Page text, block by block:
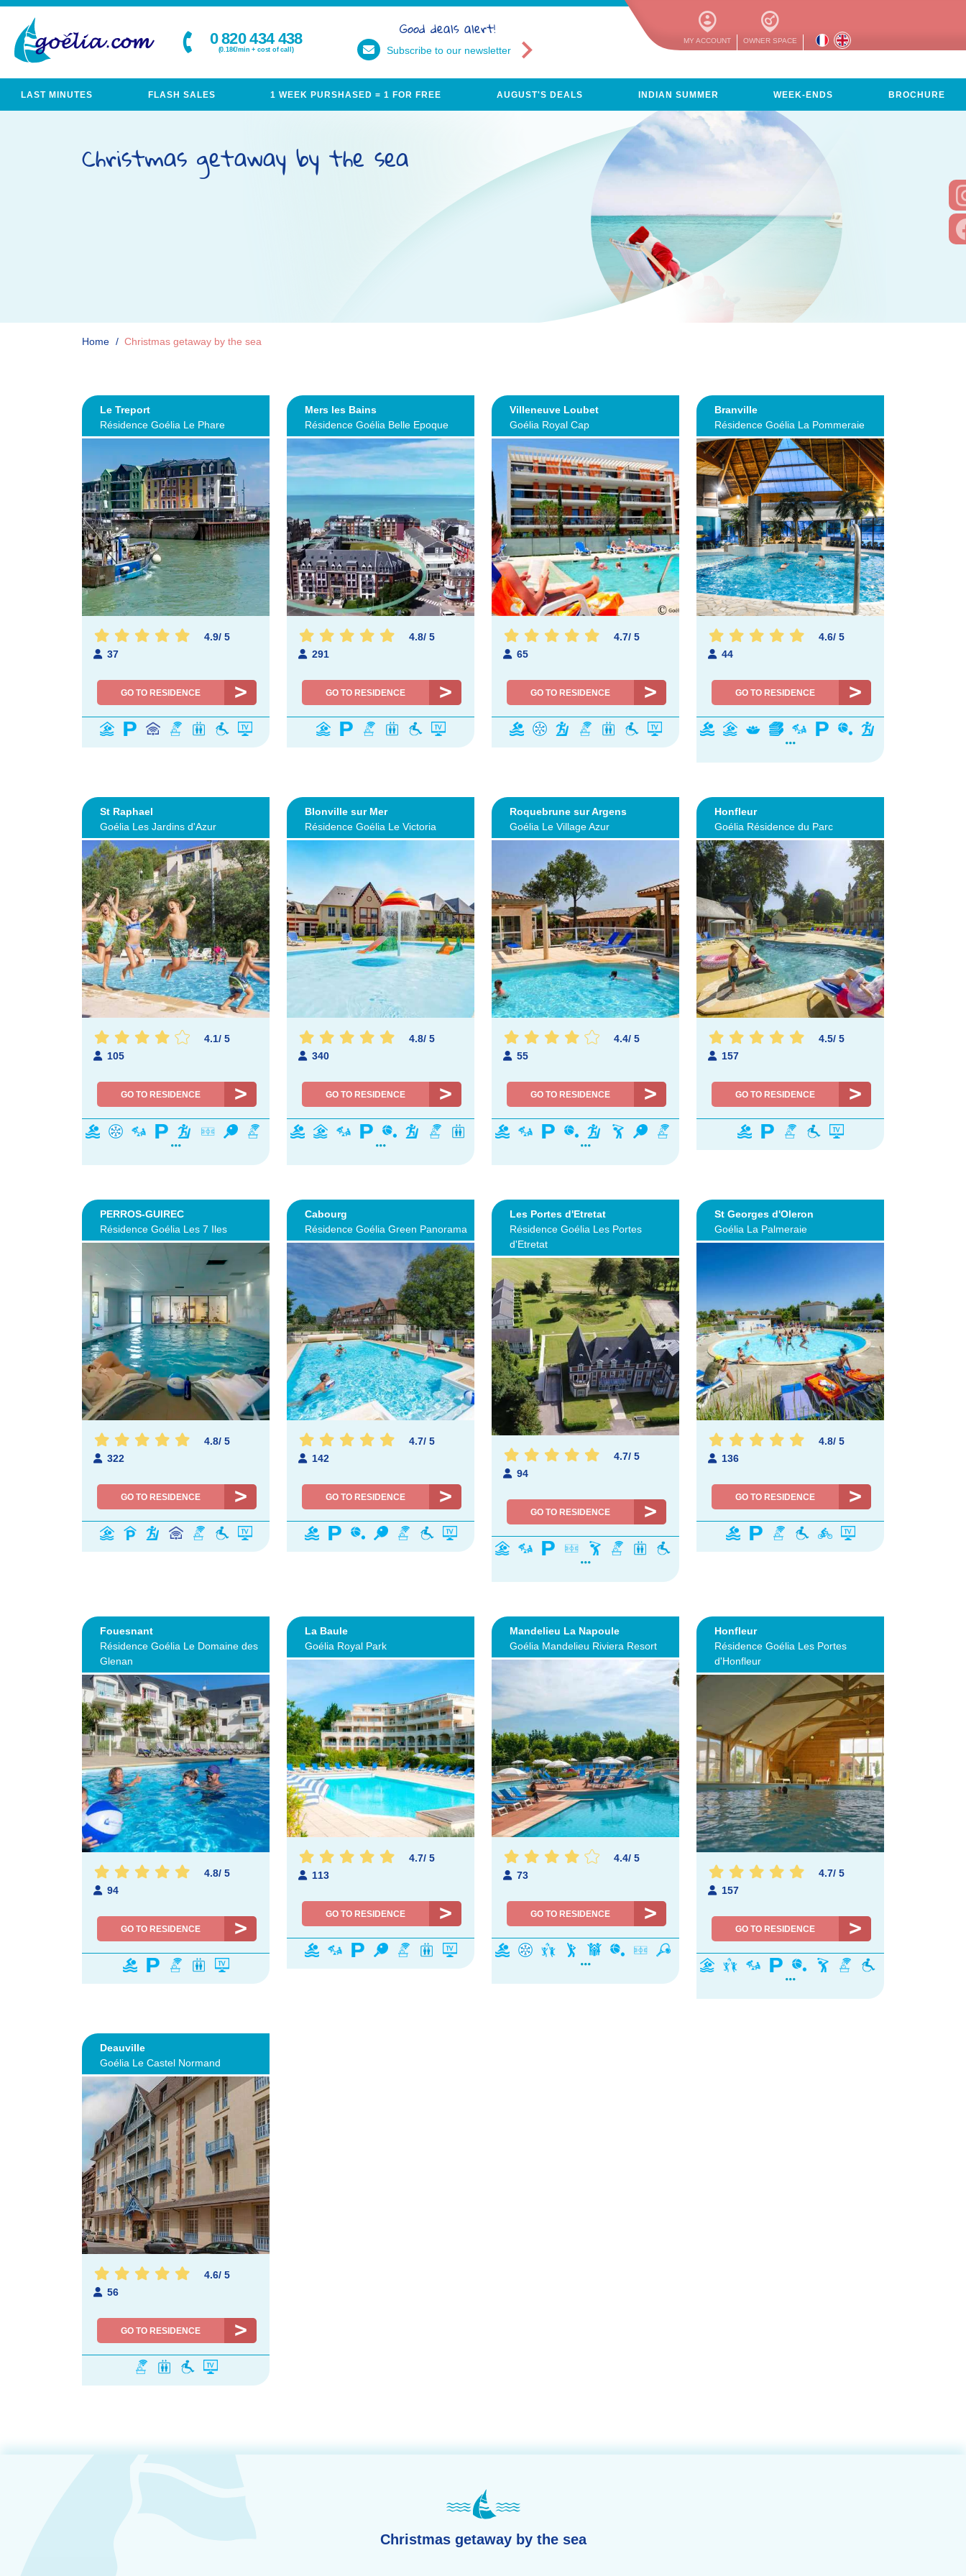
MY ACCOUNT OWNER SPACE
0 820 434 438
(0.18€/min + cost of call)
Good deals alert!
Subscribe to our newsletter
LAST MINUTES FLASH SALES 1 WEEK PURSHASED = 1 FOR FREE AUGUST'S DEALS INDIAN SUMMER WEEK-ENDS BROCHURE
Christmas getaway by the sea
Home Christmas getaway by the sea
Le Treport
Résidence Goélia Le Phare
4.9/ 5
37
GO TO RESIDENCE
Mers les Bains
Résidence Goélia Belle Epoque
4.8/ 5
291
GO TO RESIDENCE
Villeneuve Loubet
Goélia Royal Cap
4.7/ 5
65
GO TO RESIDENCE
Branville
Résidence Goélia La Pommeraie
4.6/ 5
44
GO TO RESIDENCE
St Raphael
Goélia Les Jardins d'Azur
4.1/ 5
105
GO TO RESIDENCE
Blonville sur Mer
Résidence Goélia Le Victoria
4.8/ 5
340
GO TO RESIDENCE
Roquebrune sur Argens
Goélia Le Village Azur
4.4/ 5
55
GO TO RESIDENCE
Honfleur
Goélia Résidence du Parc
4.5/ 5
157
GO TO RESIDENCE
PERROS-GUIREC
Résidence Goélia Les 7 Iles
4.8/ 5
322
GO TO RESIDENCE
Cabourg
Résidence Goélia Green Panorama
4.7/ 5
142
GO TO RESIDENCE
Les Portes d'Etretat
Résidence Goélia Les Portes
d'Etretat
4.7/ 5
94
GO TO RESIDENCE
St Georges d'Oleron
Goélia La Palmeraie
4.8/ 5
136
GO TO RESIDENCE
Fouesnant
Résidence Goélia Le Domaine des
Glenan
4.8/ 5
94
GO TO RESIDENCE
La Baule
Goélia Royal Park
4.7/ 5
113
GO TO RESIDENCE
Mandelieu La Napoule
Goélia Mandelieu Riviera Resort
4.4/ 5
73
GO TO RESIDENCE
Honfleur
Résidence Goélia Les Portes
d'Honfleur
4.7/ 5
157
GO TO RESIDENCE
Deauville
Goélia Le Castel Normand
4.6/ 5
56
GO TO RESIDENCE
Christmas getaway by the sea